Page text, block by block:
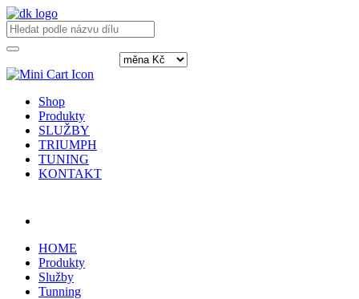
Shop
Produkty
SLUŽBY
TRIUMPH
TUNING
KONTAKT
HOME
Produkty
Služby
Tunning